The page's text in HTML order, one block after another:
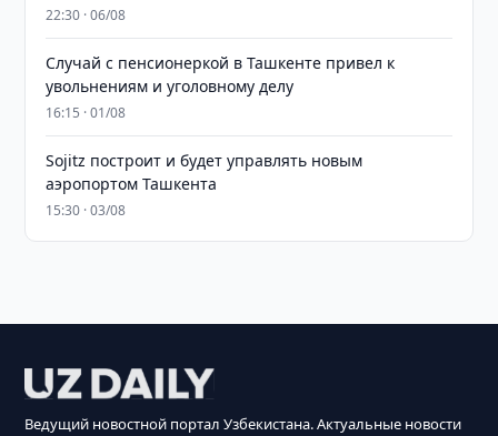
22:30 · 06/08
Случай с пенсионеркой в Ташкенте привел к
увольнениям и уголовному делу
16:15 · 01/08
Sojitz построит и будет управлять новым
аэропортом Ташкента
15:30 · 03/08
Ведущий новостной портал Узбекистана. Актуальные новости